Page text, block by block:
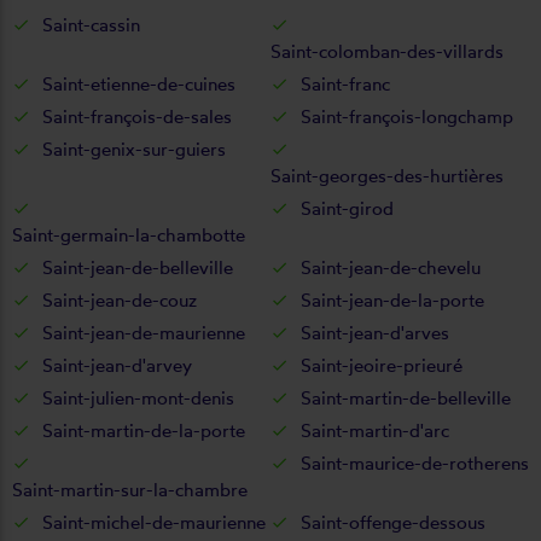
Saint-cassin
Saint-colomban-des-villards
Saint-etienne-de-cuines
Saint-franc
Saint-françois-de-sales
Saint-françois-longchamp
Saint-genix-sur-guiers
Saint-georges-des-hurtières
Saint-germain-la-chambotte
Saint-girod
Saint-jean-de-belleville
Saint-jean-de-chevelu
Saint-jean-de-couz
Saint-jean-de-la-porte
Saint-jean-de-maurienne
Saint-jean-d'arves
Saint-jean-d'arvey
Saint-jeoire-prieuré
Saint-julien-mont-denis
Saint-martin-de-belleville
Saint-martin-de-la-porte
Saint-martin-d'arc
Saint-martin-sur-la-chambre
Saint-maurice-de-rotherens
Saint-michel-de-maurienne Saint-offenge-dessous